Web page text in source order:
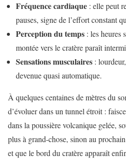
Fréquence cardiaque : elle peut
pauses, signe de l’effort constant
Perception du temps : les heures
montée vers le cratère paraît
Sensations musculaires :
devenue quasi automatique.
À quelques centaines de mètres du
d’évoluer dans un tunnel étroit :
dans la poussière volcanique gelée,
plus à grand-chose, sinon au
et que le bord du cratère apparaît